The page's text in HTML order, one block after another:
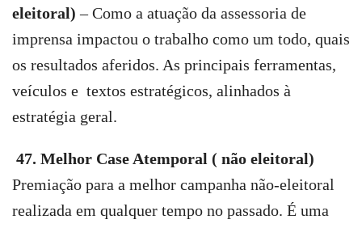
eleitoral) – Como a atuação da assessoria de
imprensa impactou o trabalho como um todo, quais
os resultados aferidos. As principais ferramentas,
veículos e textos estratégicos, alinhados à
estratégia geral.
47. Melhor Case Atemporal ( não eleitoral)
Premiação para a melhor campanha não-eleitoral
realizada em qualquer tempo no passado. É uma